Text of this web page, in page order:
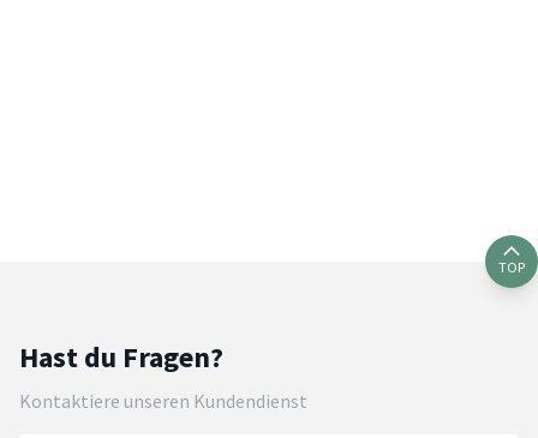
TOP
Hast du Fragen?
Kontaktiere unseren Kundendienst